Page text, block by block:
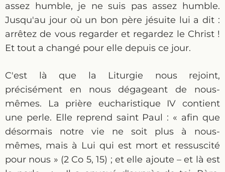
assez humble, je ne suis pas assez humble.
Jusqu'au jour où un bon père jésuite lui a dit :
arrêtez de vous regarder et regardez le Christ !
Et tout a changé pour elle depuis ce jour.
C'est là que la Liturgie nous rejoint,
précisément en nous dégageant de nous-
mêmes. La prière eucharistique IV contient
une perle. Elle reprend saint Paul : « afin que
désormais notre vie ne soit plus à nous-
mêmes, mais à Lui qui est mort et ressuscité
pour nous » (2 Co 5, 15) ; et elle ajoute – et là est